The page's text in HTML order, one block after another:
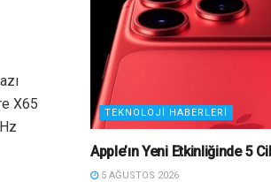
X65
TEKNOLOJI HABERLERI
Apple’ın Yeni Etkinliğinde 5
5 AĞUSTOS 2026